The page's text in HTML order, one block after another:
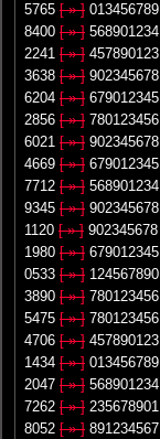
5765 [ » ] 013456789
8400 [ » ] 568901234
2241 [ » ] 457890123
3638 [ » ] 902345678
6204 [ » ] 679012345
2856 [ » ] 780123456
6021 [ » ] 902345678
4669 [ » ] 679012345
7712 [ » ] 568901234
9345 [ » ] 902345678
1120 [ » ] 902345678
1980 [ » ] 679012345
0533 [ » ] 124567890
3890 [ » ] 780123456
5475 [ » ] 780123456
4706 [ » ] 457890123
1434 [ » ] 013456789
2047 [ » ] 568901234
7262 [ » ] 235678901
8052 [ » ] 891234567